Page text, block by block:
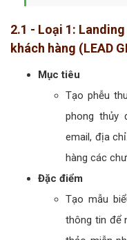
2.1 - Loại 1:
khách hàng (LEAD
Mục tiêu
Tạo phễu
phong thủy
email, địa
hàng các
Đặc điểm
Tạo mẫu
thông tin để